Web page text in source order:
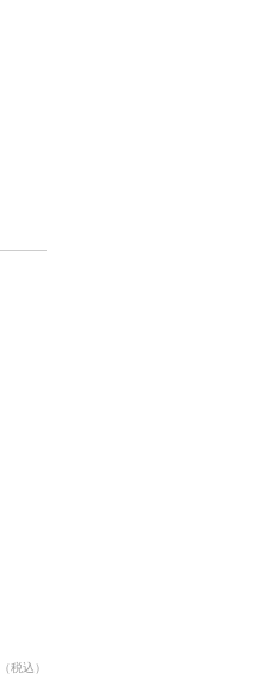
（税込）